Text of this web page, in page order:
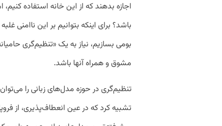
اجازه بدهند که از این خانه استفاده
باشد؟ برای اینکه بتوانیم بر این ناامنی
بومی بسازیم، نیاز به یک «تنظیم‌گری
مشوق و همراه آنها باشد.
تنظیم‌گری در حوزه مدل‌های زبانی را
تشبیه کرد که در عین انعطاف‌پذیری، از